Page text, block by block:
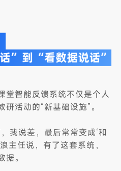
堂智能反馈系统不仅是个人
活动的“新基础设施”。
我说差，最后常常变成‘和
主任说，有了这套系统，
。